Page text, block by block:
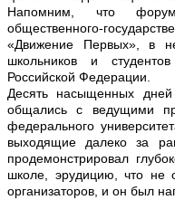
Напомним, что форум
общественного-
«Движение Первых», в
школьников и
Российской Федерации.
Десять насыщенных
общались с ведущими
федерального
выходящие далеко за
продемонстрировал
школе, эрудицию, что не
организаторов, и он был